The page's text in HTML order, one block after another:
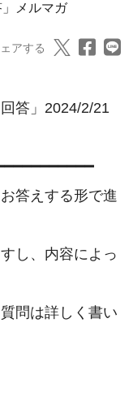
メルマガ
アする
答」2024/2/21
答えする形で進
し、内容によっ
問は詳しく書い